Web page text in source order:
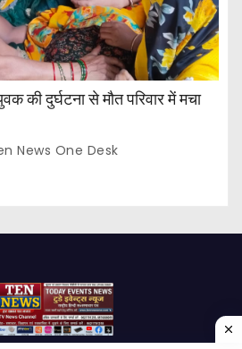
की दुर्घटना से मौत परिवार में मचा
News One Desk